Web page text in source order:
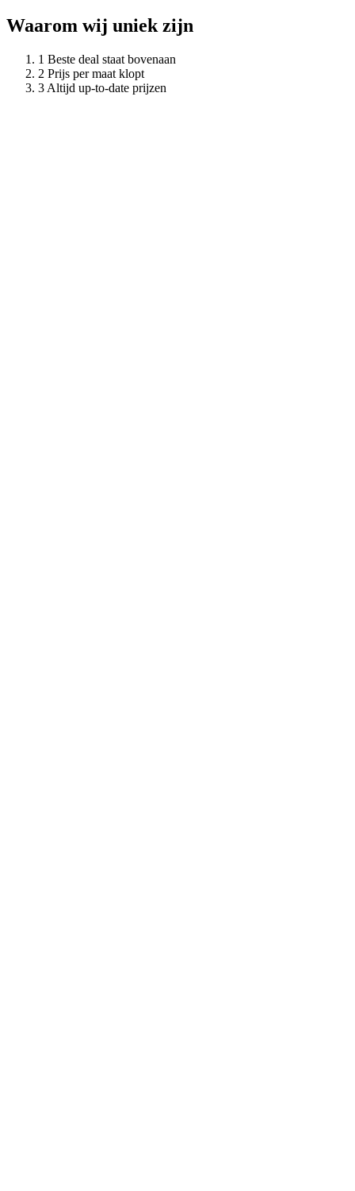
Waarom wij uniek zijn
Beste deal staat bovenaan
Prijs per maat klopt
Altijd up-to-date prijzen